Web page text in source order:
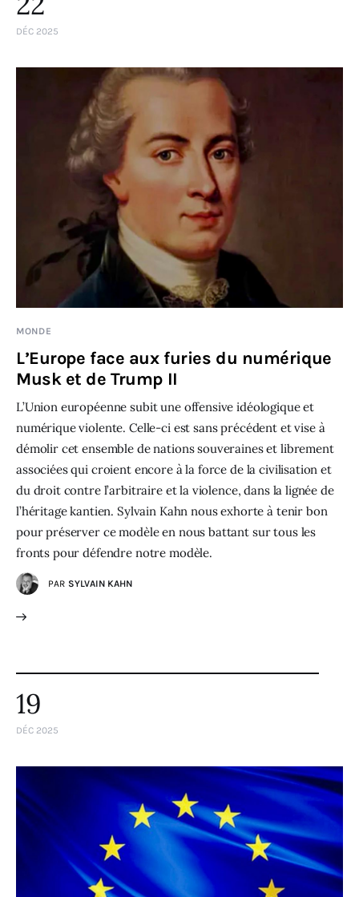
DÉC 2025
MONDE
L’Europe face aux furies du numérique
Musk et de Trump II
L’Union européenne subit une offensive idéologique et
numérique violente. Celle-ci est sans précédent et vise à
démolir cet ensemble de nations souveraines et librement
associées qui croient encore à la force de la civilisation et
du droit contre l’arbitraire et la violence, dans la lignée de
l’héritage kantien. Sylvain Kahn nous exhorte à tenir bon
pour préserver ce modèle en nous battant sur tous les
fronts pour défendre notre modèle.
PAR SYLVAIN KAHN
19
DÉC 2025